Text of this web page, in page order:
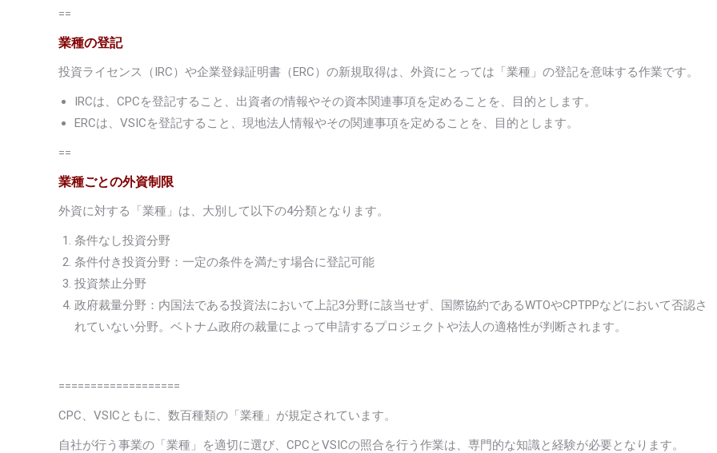
==
業種の登記
投資ライセンス（IRC）や企業登録証明書（ERC）の新規取得は、外資にとっては「業種」の登記を意味する作業です。
IRCは、CPCを登記すること、出資者の情報やその資本関連事項を定めることを、目的とします。
ERCは、VSICを登記すること、現地法人情報やその関連事項を定めることを、目的とします。
==
業種ごとの外資制限
外資に対する「業種」は、大別して以下の4分類となります。
条件なし投資分野
条件付き投資分野：一定の条件を満たす場合に登記可能
投資禁止分野
政府裁量分野：内国法である投資法において上記3分野に該当せず、国際協約であるWTOやCPTPPなどにおいて否認さ
れていない分野。ベトナム政府の裁量によって申請するプロジェクトや法人の適格性が判断されます。
===================
CPC、VSICともに、数百種類の「業種」が規定されています。
自社が行う事業の「業種」を適切に選び、CPCとVSICの照合を行う作業は、専門的な知識と経験が必要となります。